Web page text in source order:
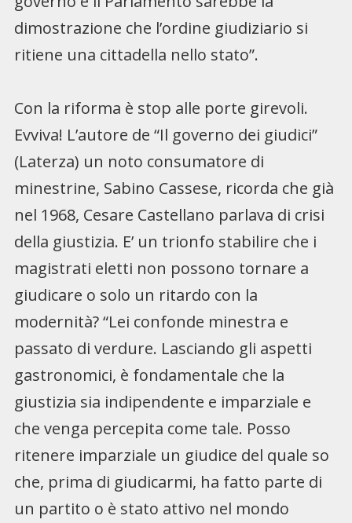
dimostrazione che l’ordine giudiziario si
ritiene una cittadella nello stato”.
Con la riforma è stop alle porte girevoli.
Evviva! L’autore de “Il governo dei giudici”
(Laterza) un noto consumatore di
minestrine, Sabino Cassese, ricorda che già
nel 1968, Cesare Castellano parlava di crisi
della giustizia. E’ un trionfo stabilire che i
magistrati eletti non possono tornare a
giudicare o solo un ritardo con la
modernità? “Lei confonde minestra e
passato di verdure. Lasciando gli aspetti
gastronomici, è fondamentale che la
giustizia sia indipendente e imparziale e
che venga percepita come tale. Posso
ritenere imparziale un giudice del quale so
che, prima di giudicarmi, ha fatto parte di
un partito o è stato attivo nel mondo